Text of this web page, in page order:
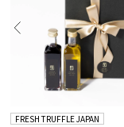
FRESH TRUFFLE JAPAN